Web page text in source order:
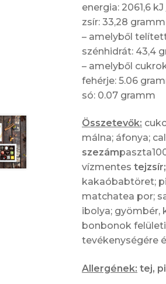
energia: 2061,6 kJ
zsír: 33,28 gramm
– amelyből
szénhidrát: 43,4
– amelyből
fehérje: 5.06
só: 0.07 gramm
Összetevők:
málna; áfonya;
szezám
vízmentes
kakaóbabtöret;
matchatea por;
ibolya; gyömbér,
bonbonok felületi
tevékenységére
Allergének: tej,